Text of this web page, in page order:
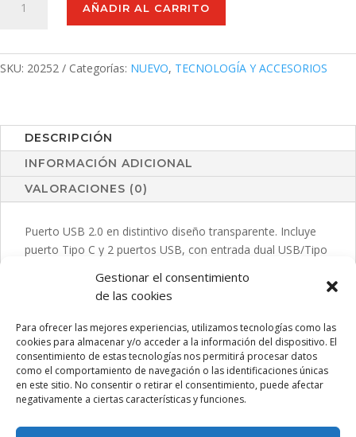
Gestionar el consentimiento
de las cookies
Para ofrecer las mejores experiencias, utilizamos tecnologías como las
cookies para almacenar y/o acceder a la información del dispositivo. El
consentimiento de estas tecnologías nos permitirá procesar datos
como el comportamiento de navegación o las identificaciones únicas
en este sitio. No consentir o retirar el consentimiento, puede afectar
negativamente a ciertas características y funciones.
AÑADIR AL CARRITO
SKU: 20252 Categorías: NUEVO, TECNOLOGÍA Y ACCESORIOS
DESCRIPCIÓN
INFORMACIÓN ADICIONAL
VALORACIONES (0)
Puerto USB 2.0 en distintivo diseño transparente. Incluye
puerto Tipo C y 2 puertos USB, con entrada dual USB/Tipo
conforme a estándares RoHS, con sistema de bloqueo
para evitar cortocircuitos.
PRODUCTOS RELACIONADOS